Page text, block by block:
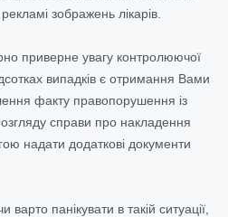
зображень лікарів.
приверне увагу контролюючої
випадків є отримання Вами
факту правопорушення із
справи про накладення
надати додаткові документи
панікувати в такій ситуації,